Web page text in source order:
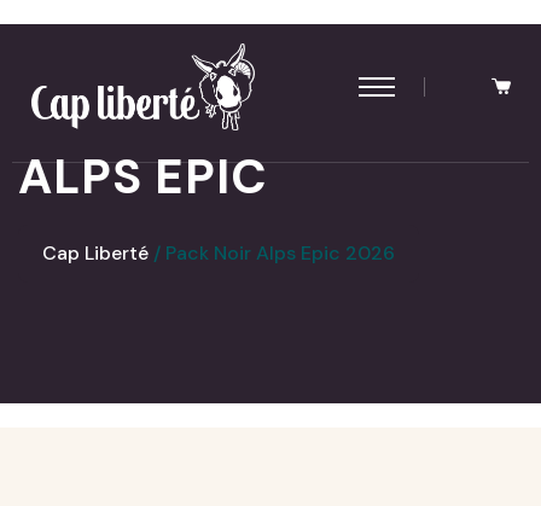
ALPS EPIC
Cap Liberté Pack Noir Alps Epic 2026